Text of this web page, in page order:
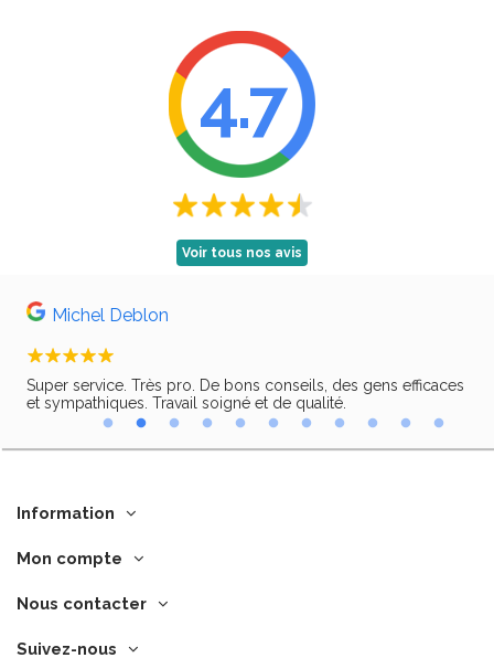
4.7
Voir tous nos avis
Michel Deblon
Super service. Très pro. De bons conseils, des gens efficaces
et sympathiques. Travail soigné et de qualité.
Information
Mon compte
Nous contacter
Suivez-nous